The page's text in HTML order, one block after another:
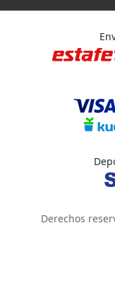
Derechos